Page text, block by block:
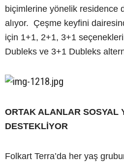
biçimlerine yönelik residence
alıyor. Çeşme keyfini
için 1+1, 2+1, 3+1
Dubleks ve 3+1 Dubleks
ORTAK ALANLAR SOSYAL
DESTEKLİYOR
Folkart Terra’da her yaş